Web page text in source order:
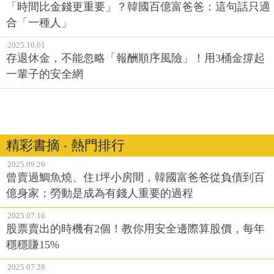
「時間比金錢更重要」？韓國百億富爸爸：這句話只適
合「一種人」
2025.10.01
存退休金，不能忽略「報酬順序風險」！用3桶金撐起
一輩子的安全網
精彩書摘 ‧ 熱門排行
2025.09.26
曾賣過鯛魚燒、住1坪小房間，韓國富爸爸從負債到百
億身家：勞動是成為有錢人重要的過程
2025.07.16
股票賣出的時機有2個！教你用安全邊際算股價，每年
穩穩賺15%
2025.07.28